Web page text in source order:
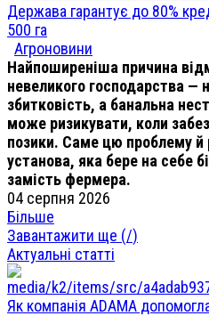
Держава гарантує до 80%
500 га
Агроновини
Найпоширеніша причина
невеликого господарства —
збитковість, а банальна
може ризикувати, коли
позики. Саме цю проблему й
установа, яка бере на себе
замість фермера.
04 серпня 2026
Більше
Завантажити ще (/)
Актуальні статті
Як компанія ADAMA